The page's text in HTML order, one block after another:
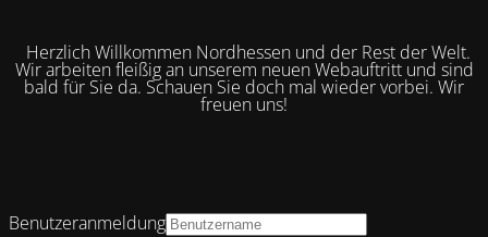
Herzlich Willkommen Nordhessen und der Rest der Welt.
Wir arbeiten fleißig an unserem neuen Webauftritt und sind
bald für Sie da. Schauen Sie doch mal wieder vorbei. Wir
freuen uns!
Benutzeranmeldung